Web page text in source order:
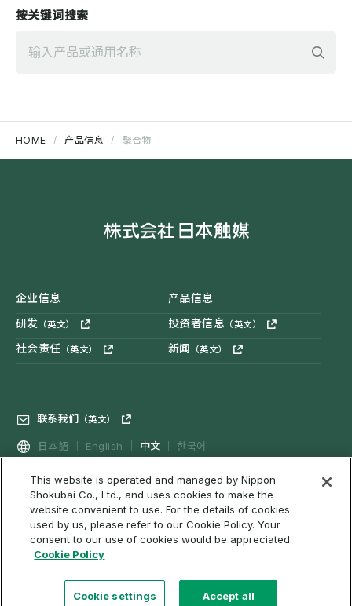
HOME 产品信息 聚合物
按关键词搜索
企业信息
产品信息
研发 （英文） 投资者信息 （英文）
社会责任 （英文） 新闻 （英文）
联系我们 （英文）
日本語 English 中文 한국어
隐私政策 社交媒体政策（英文） Cookies政策（英文）
利用条件和免责事项等
网络可访问性 网站地图
©2022 NIPPON SHOKUBAI CO., LTD. All rights reserved.
This website is operated and managed by Nippon
Shokubai Co., Ltd., and uses cookies to make the
website convenient to use. For the details of cookies
used by us, please refer to our Cookie Policy. Your
consent to our use of cookies would be appreciated.
Cookie Policy
Cookie settings Accept all